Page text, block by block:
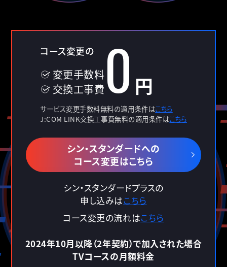
コース変更の
変更手数料
交換工事費 0 円
サービス変更手数料無料の適用条件はこちら
J:COM LINK交換工事費無料の適用条件はこちら
シン・スタンダードへの
コース変更はこちら
シン・スタンダードプラスの
申し込みはこちら
コース変更の流れはこちら
2024年10月以降（2年契約）で加入された場合
TVコースの月額料金